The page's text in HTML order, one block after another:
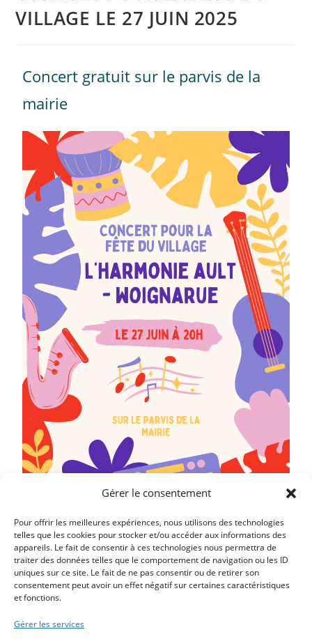
Gérer le consentement
Pour offrir les meilleures expériences, nous utilisons des technologies
telles que les cookies pour stocker et/ou accéder aux informations des
appareils. Le fait de consentir à ces technologies nous permettra de
traiter des données telles que le comportement de navigation ou les ID
uniques sur ce site. Le fait de ne pas consentir ou de retirer son
consentement peut avoir un effet négatif sur certaines caractéristiques
et fonctions.
Gérer les services
VILLAGE LE 27 JUIN 2025
Concert gratuit sur le parvis de la
mairie
Article précédent
LA MARCHE GOURMANDE DU 28 JUIN 2025 EST
ANNULÉE